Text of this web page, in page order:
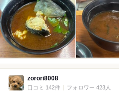
zorori8008
口コミ 142件 フォロワー 423人